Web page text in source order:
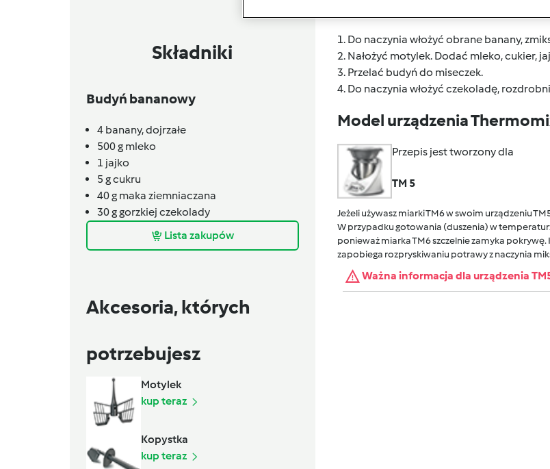
Składniki
Budyń bananowy
4 banany, dojrzałe
500g mleko
1 jajko
5 gcukru
40g maka ziemniaczana
30ggorzkiej czekolady
Lista zakupów
Akcesoria, których
potrzebujesz
Motylek
kup teraz
Kopystka
kup teraz
1. Do naczynia włożyć obrane banany,
2. Nałożyć motylek. Dodać mleko, cukier,
3. Przelać budyń do miseczek.
4. Do naczynia włożyć czekoladę,
Model urządzenia
Przepis jest tworzony dla
TM 5
Jeżeli używasz miarki TM6 w swoim urządzeniu
W przypadku gotowania (duszenia) w
ponieważ miarka TM6 szczelnie zamyka
zapobiega rozpryskiwaniu potrawy z naczynia
Ważna informacja dla urządzenia